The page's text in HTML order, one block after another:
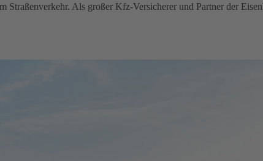
Straßenverkehr. Als großer Kfz-Versicherer und Partner der